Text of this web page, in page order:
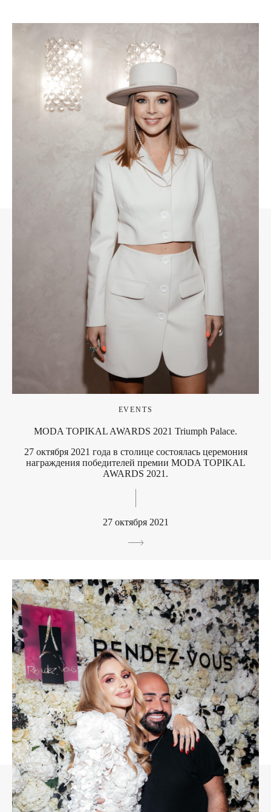
EVENTS
MODA TOPIKAL AWARDS 2021 Triumph Palace.
27 октября 2021 года в столице состоялась церемония
награждения победителей премии MODA TOPIKAL
AWARDS 2021.
27 октября 2021